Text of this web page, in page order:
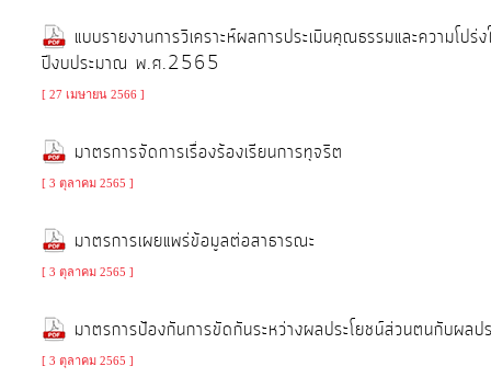
พัฒนา
ทรัพยากร
บุคคล
การ
จัด
จัด
จ้าง
การ
เงิน
การ
แบบรายงานการวิเคราะห์ผลการประเมินคุณธรรมและความโป
ปีงบประมาณ พ.ศ.2565
[ 27 เมษายน 2566 ]
มาตรการจัดการเรื่องร้องเรียนการทุจริต
[ 3 ตุลาคม 2565 ]
มาตรการเผยแพร่ข้อมูลต่อสาธารณะ
[ 3 ตุลาคม 2565 ]
มาตรการป้องกันการขัดกันระหว่างผลประโยชน์ส่วนตนกับผลป
[ 3 ตุลาคม 2565 ]